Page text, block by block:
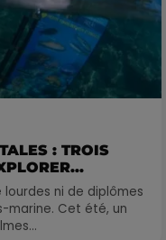
: TROIS
ni de diplômes
marine. Cet été, un